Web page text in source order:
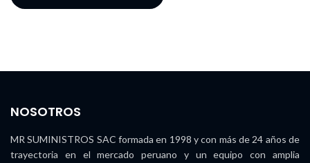
NOSOTROS
MR SUMINISTROS SAC formada en 1998 y con más de 24 años de
trayectoria en el mercado peruano y un equipo con amplia